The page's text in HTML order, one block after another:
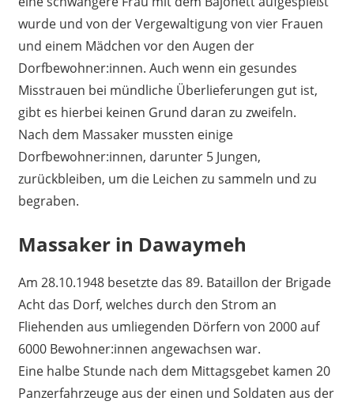
wurde und von der Vergewaltigung von vier Frauen
und einem Mädchen vor den Augen der
Dorfbewohner:innen. Auch wenn ein gesundes
Misstrauen bei mündliche Überlieferungen gut ist,
gibt es hierbei keinen Grund daran zu zweifeln.
Nach dem Massaker mussten einige
Dorfbewohner:innen, darunter 5 Jungen,
zurückbleiben, um die Leichen zu sammeln und zu
begraben.
Massaker in Dawaymeh
Am 28.10.1948 besetzte das 89. Bataillon der Brigade
Acht das Dorf, welches durch den Strom an
Fliehenden aus umliegenden Dörfern von 2000 auf
6000 Bewohner:innen angewachsen war.
Eine halbe Stunde nach dem Mittagsgebet kamen 20
Panzerfahrzeuge aus der einen und Soldaten aus der